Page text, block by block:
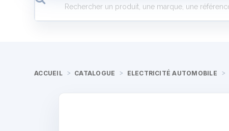
ACCUEIL CATALOGUE ELECTRICITÉ AUTOMOBILE